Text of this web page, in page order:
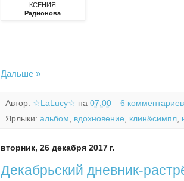
КСЕНИЯ
Радионова
Дальше »
Автор: ☆LaLucy☆ на 07:00
6
Ярлыки: альбом, вдохновение, клин&симпл,
вторник, 26 декабря 2017 г.
Декабрьский дневник-